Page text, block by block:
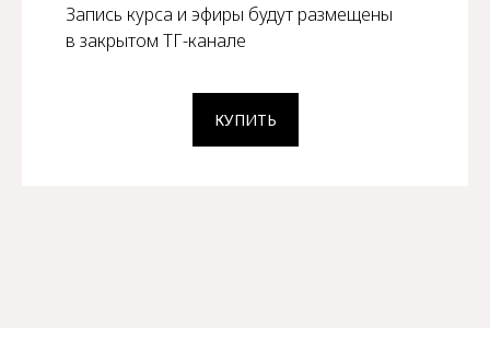
Запись курса и эфиры будут размещены
в закрытом ТГ-канале
КУПИТЬ